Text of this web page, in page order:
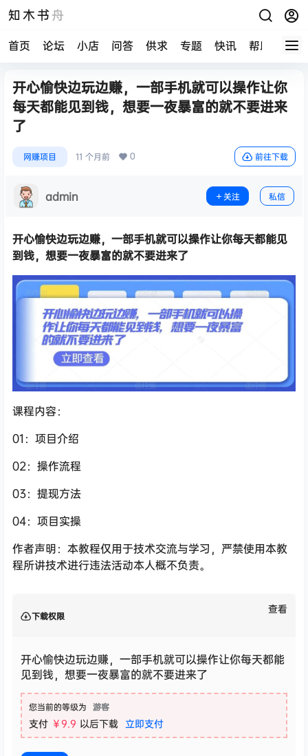
知木书舟
首页 论坛 小店 问答 供求 专题 快讯 帮助中心
开心愉快边玩边赚，一部手机就可以操作让你
每天都能见到钱，想要一夜暴富的就不要进来
了
网赚项目 11 个月前 0 前往下载
admin 关注 私信
开心愉快边玩边赚，一部手机就可以操作让你每天都能见
到钱，想要一夜暴富的就不要进来了
课程内容：
01：项目介绍
02：操作流程
03：提现方法
04：项目实操
作者声明：本教程仅用于技术交流与学习，严禁使用本教
程所讲技术进行违法活动本人概不负责。
下载权限
查看
开心愉快边玩边赚，一部手机就可以操作让你每天都能
见到钱，想要一夜暴富的就不要进来了
您当前的等级为 游客
支付 ￥9.9 以后下载 立即支付